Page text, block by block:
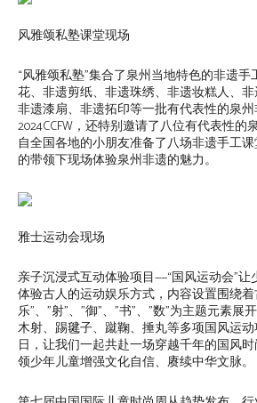
风雅颂私塾课堂现场
“风雅颂私塾”集合了泉州当地特色的非遗
花、非遗剪纸、非遗珠绣、非遗妆糕人、非
非遗漆扇、非遗拓印等一批有代表性的泉
2024CCFW，还特别邀请了八位有代表性的
自全国各地的小朋友准备了八场非遗手工
的带领下现场体验泉州非遗的魅力。
雅士运动会现场
亲子沉浸式互动体验项目——“国风运动会”
体验古人的运动娱乐方式，内容设置围绕着
乐”、”射”、”御”、”书”、”数”为主题元素展
木射、踢毽子、蹴鞠、捶丸等多项国风运动
日，让我们一起共赴一场穿越千年的国风
领少年儿童增强文化自信、赓续中华文脉。